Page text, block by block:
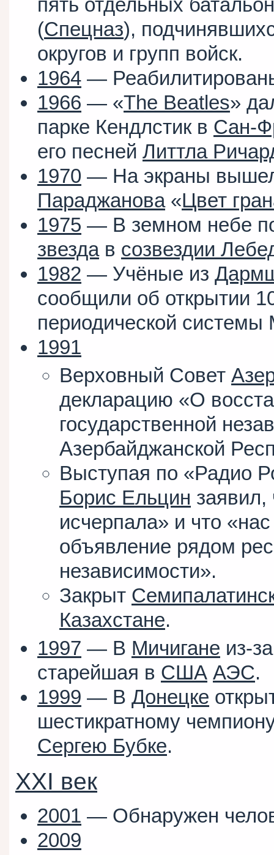
пять отдельных
(Спецназ),
округов и групп войск.
1964 —
1966 — «The Beatles»
парке Кендлстик в Сан-
его песней Литтла
1970 — На экраны
Параджанова«Цвет
1975 — В земном небе
звездав созвездии
1982 — Учёные из
сообщили об открытии
периодической
1991
Верховный Совет
декларацию «О
государственной
Азербайджанской
Выступая по «Радио
Борис Ельцин
исчерпала» и что
объявление рядом
независимости».
Закрыт
Казахстане.
1997 — В Мичигане из-
старейшая в США АЭС.
1999 — В Донецке
шестикратному
Сергею Бубке.
XXI век
2001 — Обнаружен
2009